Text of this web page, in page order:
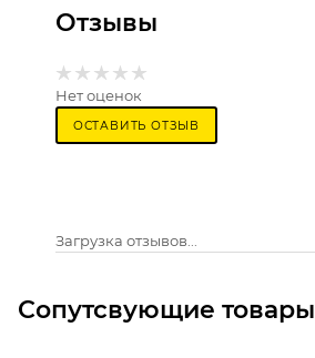
Отзывы
Нет оценок
ОСТАВИТЬ ОТЗЫВ
Загрузка отзывов...
Сопутсвующие товары